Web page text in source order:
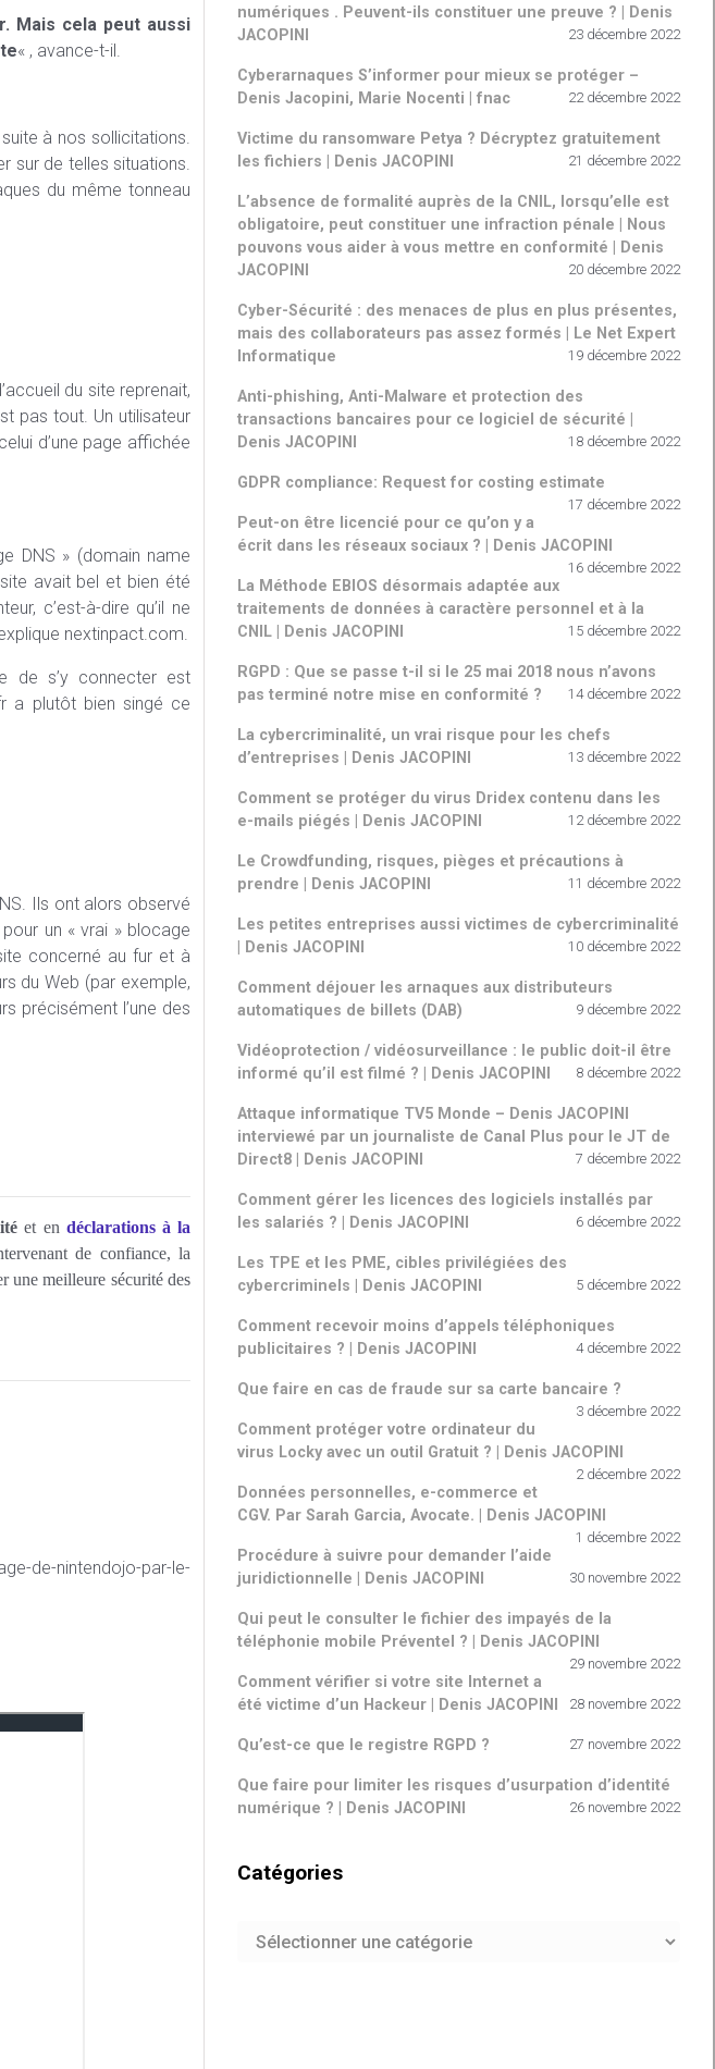
Mais cela peut aussi
« , avance-t-il.
à nos sollicitations.
sur de telles situations.
du même tonneau
du site reprenait,
pas tout. Un utilisateur
d’une page affichée
DNS » (domain name
avait bel et bien été
c’est-à-dire qu’il ne
nextinpact.com.
de s’y connecter est
a plutôt bien singé ce
Ils ont alors observé
un « vrai » blocage
concerné au fur et à
du Web (par exemple,
précisément l’une des
et en déclarations à la
de confiance, la
une meilleure sécurité des
de-nintendojo-par-le-
numériques . Peuvent-ils constituer une preuve ? | Denis
JACOPINI
23 décembre 2022
Cyberarnaques S’informer pour mieux se protéger –
Denis Jacopini, Marie Nocenti | fnac
22 décembre 2022
Victime du ransomware Petya ? Décryptez gratuitement
les fichiers | Denis JACOPINI
21 décembre 2022
L’absence de formalité auprès de la CNIL, lorsqu’elle est
obligatoire, peut constituer une infraction pénale | Nous
pouvons vous aider à vous mettre en conformité | Denis
JACOPINI
20 décembre 2022
Cyber-Sécurité : des menaces de plus en plus présentes,
mais des collaborateurs pas assez formés | Le Net Expert
Informatique
19 décembre 2022
Anti-phishing, Anti-Malware et protection des
transactions bancaires pour ce logiciel de sécurité |
Denis JACOPINI
18 décembre 2022
GDPR compliance: Request for costing estimate
17 décembre 2022
Peut-on être licencié pour ce qu’on y a
écrit dans les réseaux sociaux ? | Denis JACOPINI
16 décembre 2022
La Méthode EBIOS désormais adaptée aux
traitements de données à caractère personnel et à la
CNIL | Denis JACOPINI
15 décembre 2022
RGPD : Que se passe t-il si le 25 mai 2018 nous n’avons
pas terminé notre mise en conformité ?
14 décembre 2022
La cybercriminalité, un vrai risque pour les chefs
d’entreprises | Denis JACOPINI
13 décembre 2022
Comment se protéger du virus Dridex contenu dans les
e-mails piégés | Denis JACOPINI
12 décembre 2022
Le Crowdfunding, risques, pièges et précautions à
prendre | Denis JACOPINI
11 décembre 2022
Les petites entreprises aussi victimes de cybercriminalité
| Denis JACOPINI
10 décembre 2022
Comment déjouer les arnaques aux distributeurs
automatiques de billets (DAB)
9 décembre 2022
Vidéoprotection / vidéosurveillance : le public doit-il être
informé qu’il est filmé ? | Denis JACOPINI
8 décembre 2022
Attaque informatique TV5 Monde – Denis JACOPINI
interviewé par un journaliste de Canal Plus pour le JT de
Direct8 | Denis JACOPINI
7 décembre 2022
Comment gérer les licences des logiciels installés par
les salariés ? | Denis JACOPINI
6 décembre 2022
Les TPE et les PME, cibles privilégiées des
cybercriminels | Denis JACOPINI
5 décembre 2022
Comment recevoir moins d’appels téléphoniques
publicitaires ? | Denis JACOPINI
4 décembre 2022
Que faire en cas de fraude sur sa carte bancaire ?
3 décembre 2022
Comment protéger votre ordinateur du
virus Locky avec un outil Gratuit ? | Denis JACOPINI
2 décembre 2022
Données personnelles, e-commerce et
CGV. Par Sarah Garcia, Avocate. | Denis JACOPINI
1 décembre 2022
Procédure à suivre pour demander l’aide
juridictionnelle | Denis JACOPINI
30 novembre 2022
Qui peut le consulter le fichier des impayés de la
téléphonie mobile Préventel ? | Denis JACOPINI
29 novembre 2022
Comment vérifier si votre site Internet a
été victime d’un Hackeur | Denis JACOPINI
28 novembre 2022
Qu’est-ce que le registre RGPD ? 27 novembre 2022
Que faire pour limiter les risques d’usurpation d’identité
numérique ? | Denis JACOPINI
26 novembre 2022
Catégories
Catégories